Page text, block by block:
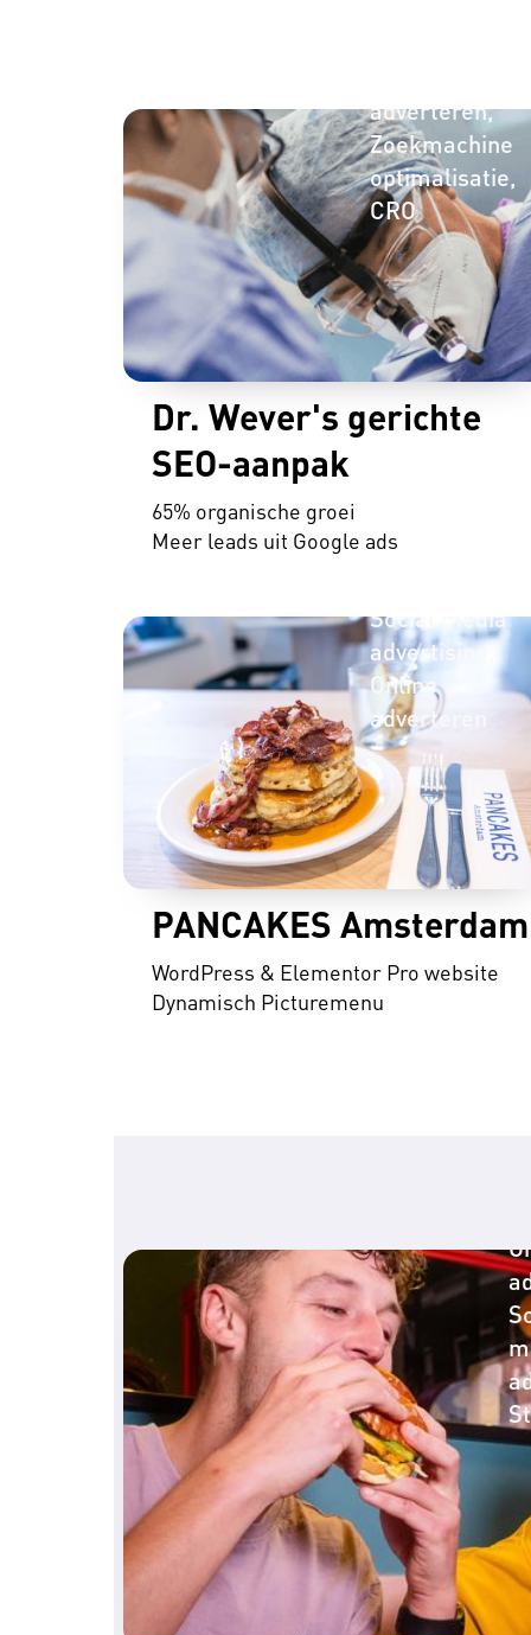
adverteren
Zoekmachine
optimalisatie
CRO
Dr. Wever's gerichte
SEO-aanpak
65% organische groei
Meer leads uit Google ads
Web
Social media
advertising
Online
adverteren
PANCAKES Amsterdam
WordPress & Elementor Pro website
Dynamisch Picturemenu